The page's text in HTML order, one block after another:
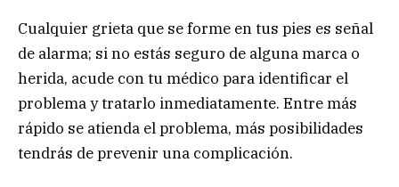
Cualquier grieta que se forme en tus pies es señal
de alarma; si no estás seguro de alguna marca o
herida, acude con tu médico para identificar el
problema y tratarlo inmediatamente. Entre más
rápido se atienda el problema, más posibilidades
tendrás de prevenir una complicación.